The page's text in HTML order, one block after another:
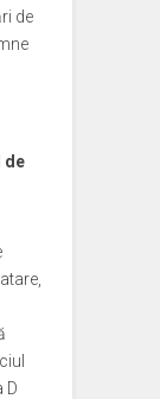
de
de
D